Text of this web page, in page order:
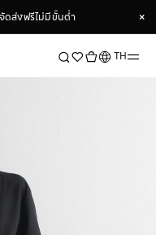
ดส่งฟรีไม่มีขั้นต่ำ
×
×
ภาษาTH